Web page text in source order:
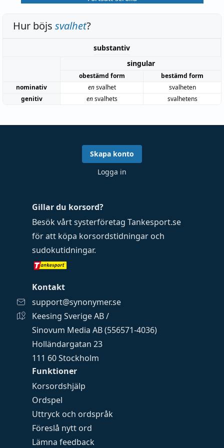
Hur böjs svalhet?
substantiv
singular
obestämd form
bestämd form
nominativ
ensvalhet
svalheten
genitiv
ensvalhets svalhetens
Funktioner
Korsordshjälp
Ordspel
Uttryck och ordspråk
Föreslå nytt ord
Lämna feedback
Gillar du korsord?
Besök vårt systerföretag Tankesport.se
för att köpa korsordstidningar och
sudokutidningar.
Kontakt
support@synonymer.se
Keesing Sverige AB /
Sinovum Media AB (556571-4036)
Holländargatan 23
111 60 Stockholm
Skapa konto
Logga in